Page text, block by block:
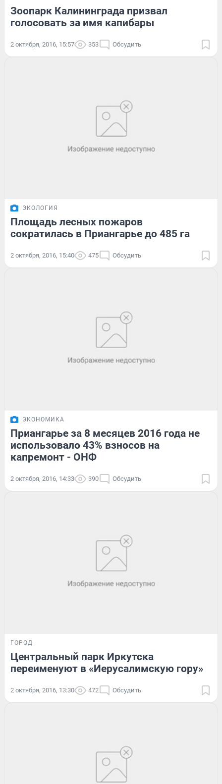
Зоопарк Калининграда призвал
голосовать за имя капибары
2 октября, 2016, 15:57 353 Обсудить
ЭКОЛОГИЯ
Площадь лесных пожаров
сократилась в Приангарье до 485 га
2 октября, 2016, 15:40 475 Обсудить
ЭКОНОМИКА
Приангарье за 8 месяцев 2016 года не
использовало 43% взносов на
капремонт - ОНФ
2 октября, 2016, 14:33 390 Обсудить
ГОРОД
Центральный парк Иркутска
переименуют в «Иерусалимскую гору»
2 октября, 2016, 13:30 472 Обсудить